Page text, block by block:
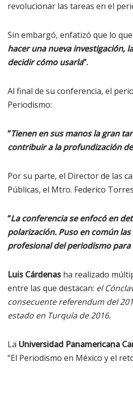
revolucionar las tareas en el
Sin embargó, enfatizó que lo
hacer una nueva investigación,
decidir cómo usarla”.
Al final de su conferencia, el
Periodismo:
“Tienen en sus manos la gran
contribuir a la profundización
Por su parte, el Director de las
Públicas, el Mtro. Federico
“La conferencia se enfocó en
polarización. Puso en común
profesional del periodismo
Luis Cárdenas ha realizado
entre las que destacan: el
consecuente referendum del
estado en Turquía de 2016.
La Universidad Panamericana
“El Periodismo en México y el